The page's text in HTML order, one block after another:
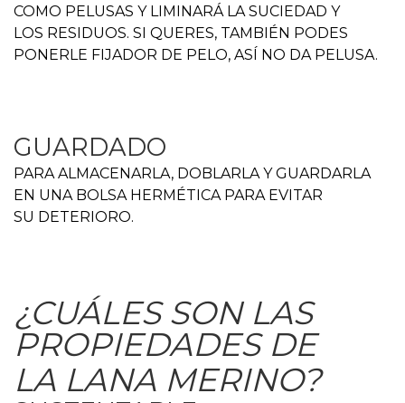
COMO PELUSAS Y LIMINARÁ LA SUCIEDAD Y
LOS RESIDUOS. SI QUERES, TAMBIÉN PODES
PONERLE FIJADOR DE PELO, ASÍ NO DA PELUSA.
GUARDADO
PARA ALMACENARLA, DOBLARLA Y GUARDARLA
EN UNA BOLSA HERMÉTICA PARA EVITAR
SU DETERIORO.
¿CUÁLES SON LAS
PROPIEDADES DE
LA LANA MERINO?